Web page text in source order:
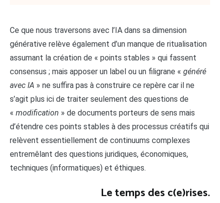
Ce que nous traversons avec l’IA dans sa dimension
générative relève également d’un manque de ritualisation
assumant la création de « points stables » qui fassent
consensus ; mais apposer un label ou un filigrane « généré
avec IA » ne suffira pas à construire ce repère car il ne
s’agit plus ici de traiter seulement des questions de
« modification » de documents porteurs de sens mais
d’étendre ces points stables à des processus créatifs qui
relèvent essentiellement de continuums complexes
entremêlant des questions juridiques, économiques,
techniques (informatiques) et éthiques.
Le temps des c(e)rises.